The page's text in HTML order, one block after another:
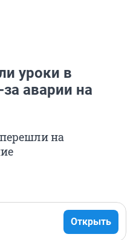
уроки в
аварии на
на
Открыть